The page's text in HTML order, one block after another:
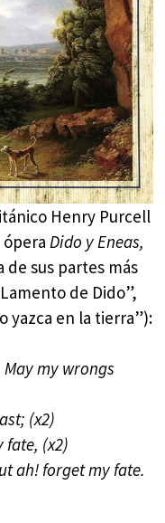
Henry Purcell
óperaDido y Eneas,
sus partes más
de Dido”,
yazca en la tierra”):
my wrongs
(x2)
fate, (x2)
ah! forget my fate.